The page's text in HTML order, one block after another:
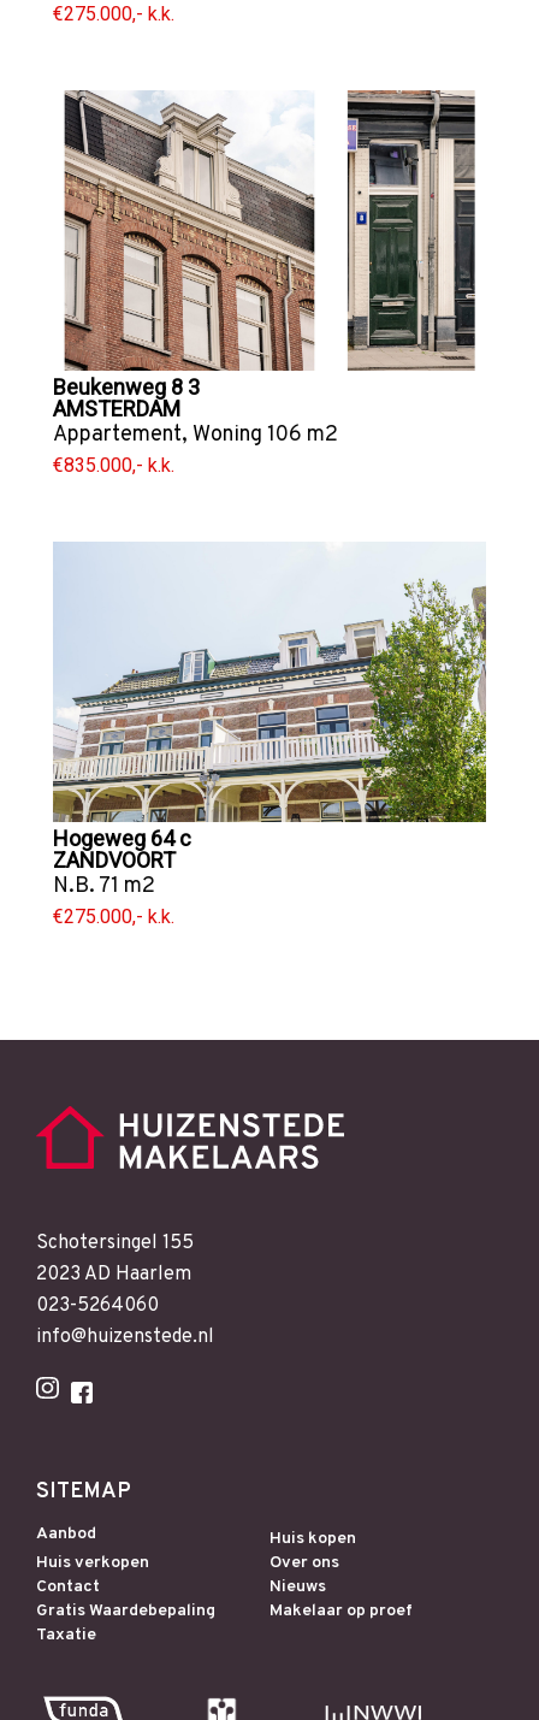
€275.000,- k.k.
Beukenweg 8 3
AMSTERDAM
Appartement, Woning 106 m2
€835.000,- k.k.
Hogeweg 64 c
ZANDVOORT
N.B. 71 m2
€275.000,- k.k.
Schotersingel 155
2023 AD Haarlem
023-5264060
info@huizenstede.nl
SITEMAP
Aanbod
Huis kopen
Huis verkopen
Over ons
Contact
Nieuws
Gratis Waardebepaling
Makelaar op proef
Taxatie